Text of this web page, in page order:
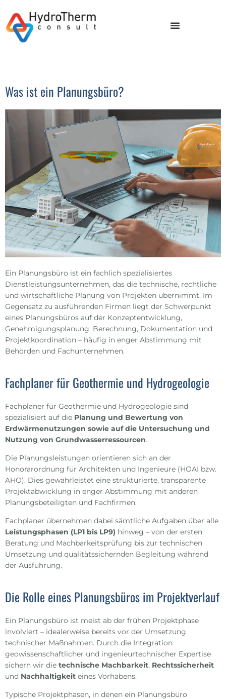
Was ist ein Planungsbüro?
Ein Planungsbüro ist ein fachlich spezialisiertes
Dienstleistungsunternehmen, das die technische, rechtliche
und wirtschaftliche Planung von Projekten übernimmt. Im
Gegensatz zu ausführenden Firmen liegt der Schwerpunkt
eines Planungsbüros auf der Konzeptentwicklung,
Genehmigungsplanung, Berechnung, Dokumentation und
Projektkoordination – häufig in enger Abstimmung mit
Behörden und Fachunternehmen.
Fachplaner für Geothermie und Hydrogeologie
Fachplaner für Geothermie und Hydrogeologie sind
spezialisiert auf die Planung und Bewertung von
Erdwärmenutzungen sowie auf die Untersuchung und
Nutzung von Grundwasserressourcen.
Die Planungsleistungen orientieren sich an der
Honorarordnung für Architekten und Ingenieure (HOAI bzw.
AHO). Dies gewährleistet eine strukturierte, transparente
Projektabwicklung in enger Abstimmung mit anderen
Planungsbeteiligten und Fachfirmen.
Fachplaner übernehmen dabei sämtliche Aufgaben über alle
Leistungsphasen (LP1 bis LP9) hinweg – von der ersten
Beratung und Machbarkeitsprüfung bis zur technischen
Umsetzung und qualitätssichernden Begleitung während
der Ausführung.
Die Rolle eines Planungsbüros im Projektverlauf
Ein Planungsbüro ist meist ab der frühen Projektphase
involviert – idealerweise bereits vor der Umsetzung
technischer Maßnahmen. Durch die Integration
geowissenschaftlicher und ingenieurtechnischer Expertise
sichern wir die technische Machbarkeit, Rechtssicherheit
und Nachhaltigkeit eines Vorhabens.
Typische Projektphasen, in denen ein Planungsbüro